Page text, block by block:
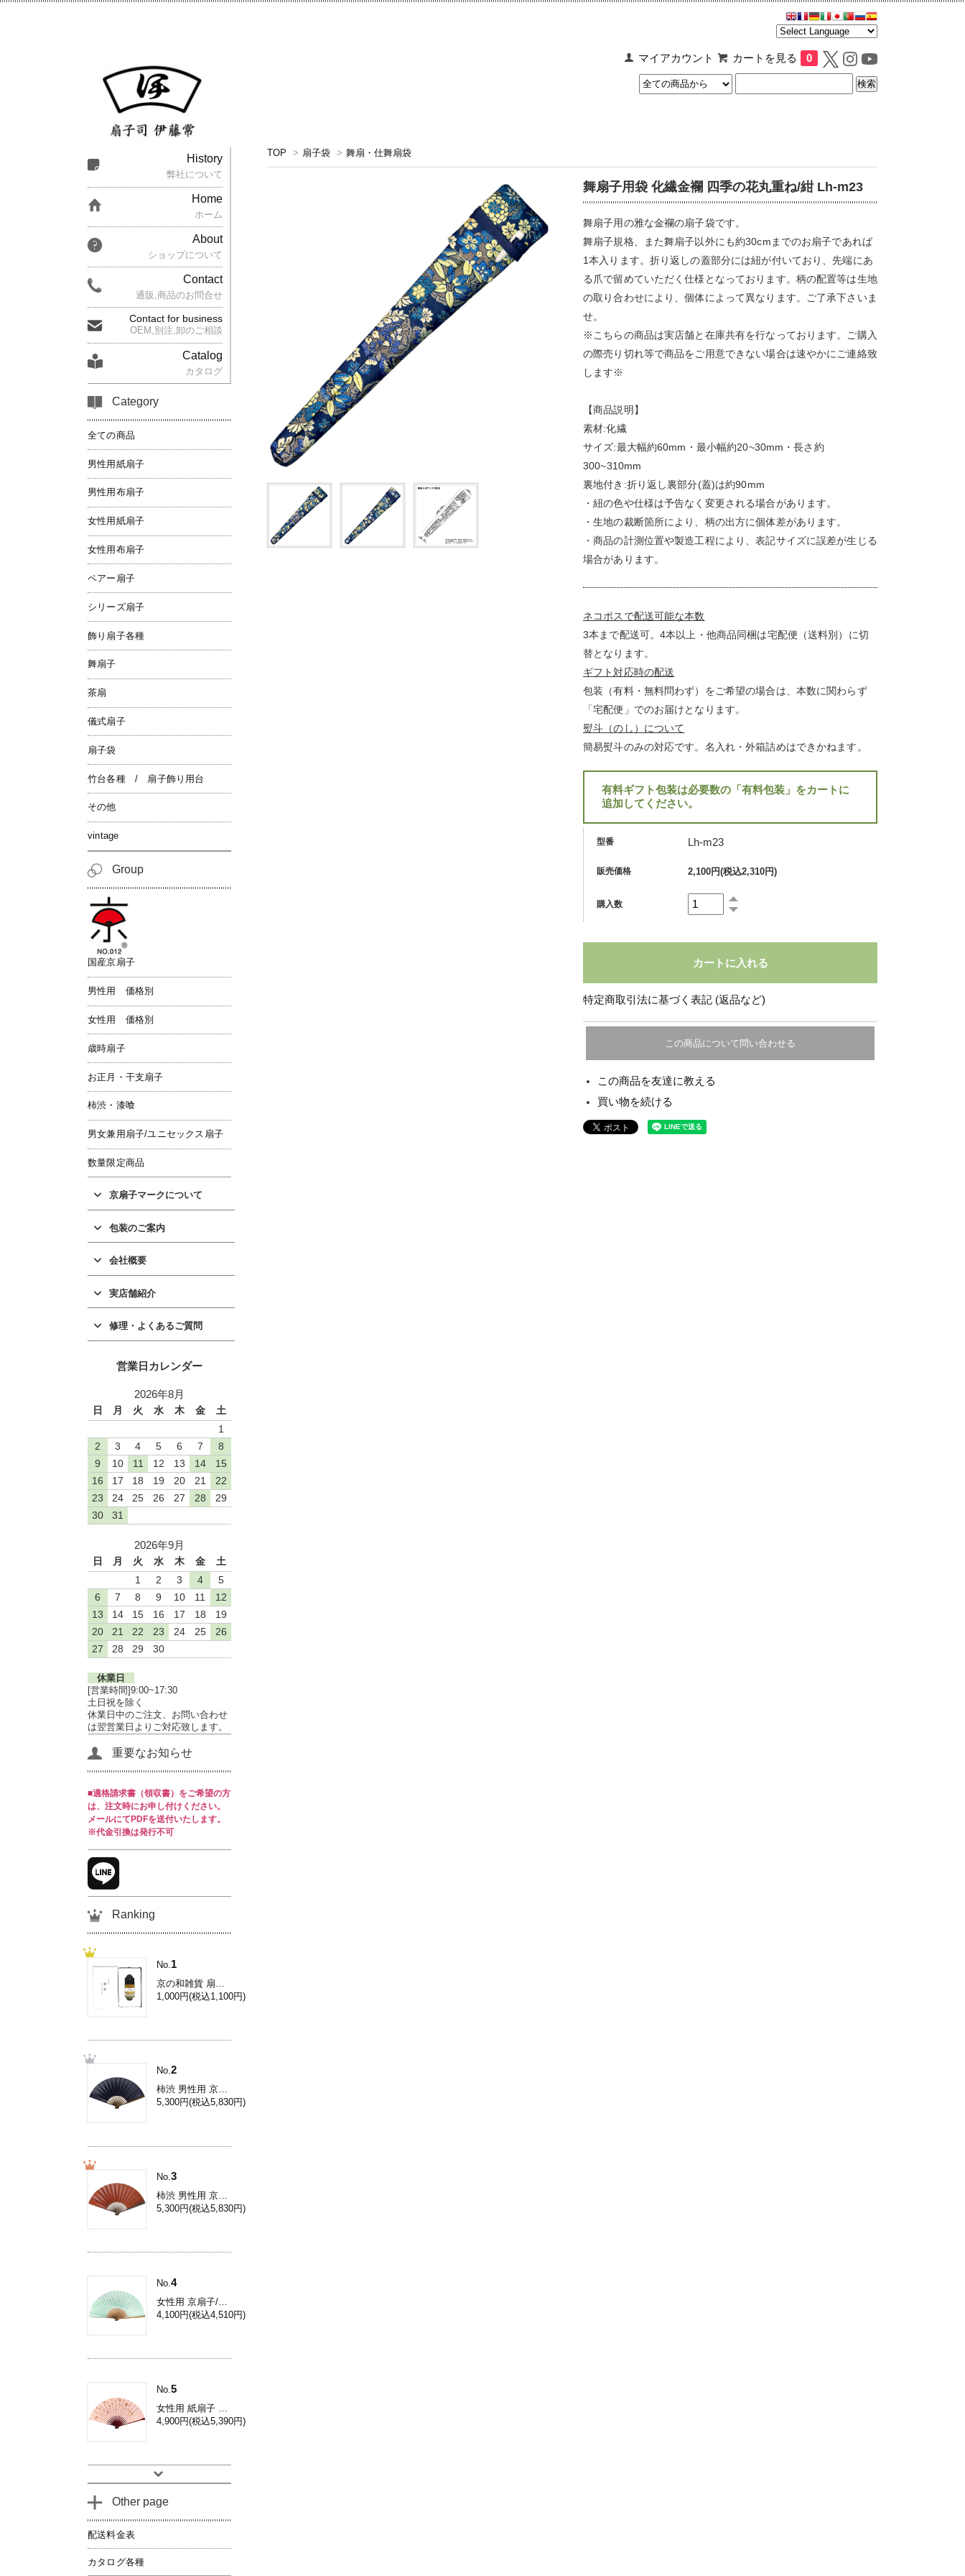
マイアカウント カートを見る 0
TOP > 扇子袋 > 舞扇・仕舞扇袋
舞扇子用袋 化繊金襴 四季の花丸重ね/紺 Lh-m23
舞扇子用の雅な金襴の扇子袋です。
舞扇子規格、また舞扇子以外にも約30cmまでのお扇子であれば
1本入ります。折り返しの蓋部分には紐が付いており、先端にあ
る爪で留めていただく仕様となっております。柄の配置等は生地
の取り合わせにより、個体によって異なります。ご了承下さいま
せ。
※こちらの商品は実店舗と在庫共有を行なっております。ご購入
の際売り切れ等で商品をご用意できない場合は速やかにご連絡致
します※
【商品説明】
素材:化繊
サイズ:最大幅約60mm・最小幅約20~30mm・長さ約
300~310mm
裏地付き:折り返し裏部分(蓋)は約90mm
・紐の色や仕様は予告なく変更される場合があります。
・生地の裁断箇所により、柄の出方に個体差があります。
・商品の計測位置や製造工程により、表記サイズに誤差が生じる
場合があります。
ネコポスで配送可能な本数
3本まで配送可。4本以上・他商品同梱は宅配便（送料別）に切
替となります。
ギフト対応時の配送
包装（有料・無料問わず）をご希望の場合は、本数に関わらず
「宅配便」でのお届けとなります。
熨斗（のし）について
簡易熨斗のみの対応です。名入れ・外箱詰めはできかねます。
有料ギフト包装は必要数の「有料包装」をカートに
追加してください。
型番 Lh-m23
販売価格 2,100円(税込2,310円)
購入数
特定商取引法に基づく表記 (返品など)
この商品について問い合わせる
この商品を友達に教える
買い物を続ける
History
弊社について
Home
ホーム
About
ショップについて
Contact
通販,商品のお問合せ
Contact for business
OEM,別注,卸のご相談
Catalog
カタログ
Category
全ての商品
男性用紙扇子
男性用布扇子
女性用紙扇子
女性用布扇子
ペアー扇子
シリーズ扇子
飾り扇子各種
舞扇子
茶扇
儀式扇子
扇子袋
竹台各種 / 扇子飾り用台
その他
vintage
Group
国産京扇子
男性用 価格別
女性用 価格別
歳時扇子
お正月・干支扇子
柿渋・漆喰
男女兼用扇子/ユニセックス扇子
数量限定商品
京扇子マークについて
包装のご案内
会社概要
実店舗紹介
修理・よくあるご質問
営業日カレンダー
2026年8月
日 月 火 水 木 金
土
1
2
3 4 5 6 7
8
9
10 11 12 13 14
15
16
17 18 19 20 21
22
23
24 25 26 27 28
29
30
31
2026年9月
日 月 火 水 木 金
土
1
2 3 4
5
6
7 8 9 10 11
12
13
14 15 16 17 18
19
20
21 22 23 24 25
26
27
28 29 30
休業日
[営業時間]9:00~17:30
土日祝を除く
休業日中のご注文、お問い合わせ
は翌営業日よりご対応致します。
重要なお知らせ
■適格請求書（領収書）をご希望の方
は、注文時にお申し付けください。
メールにてPDFを送付いたします。
※代金引換は発行不可
Ranking
No. 1
1,000円(税込1,100円)
No.2
柿渋 男性用 京扇子/8.5寸柿渋扇子/濃紺 Ai31L
5,300円(税込5,830円)
No.3
柿渋 男性用 京扇子/8.5寸柿渋扇子/柿色 Ai33L
5,300円(税込5,830円)
No. 4
4,100円(税込4,510円)
No. 5
4,900円(税込5,390円)
Other page
配送料金表
カタログ各種